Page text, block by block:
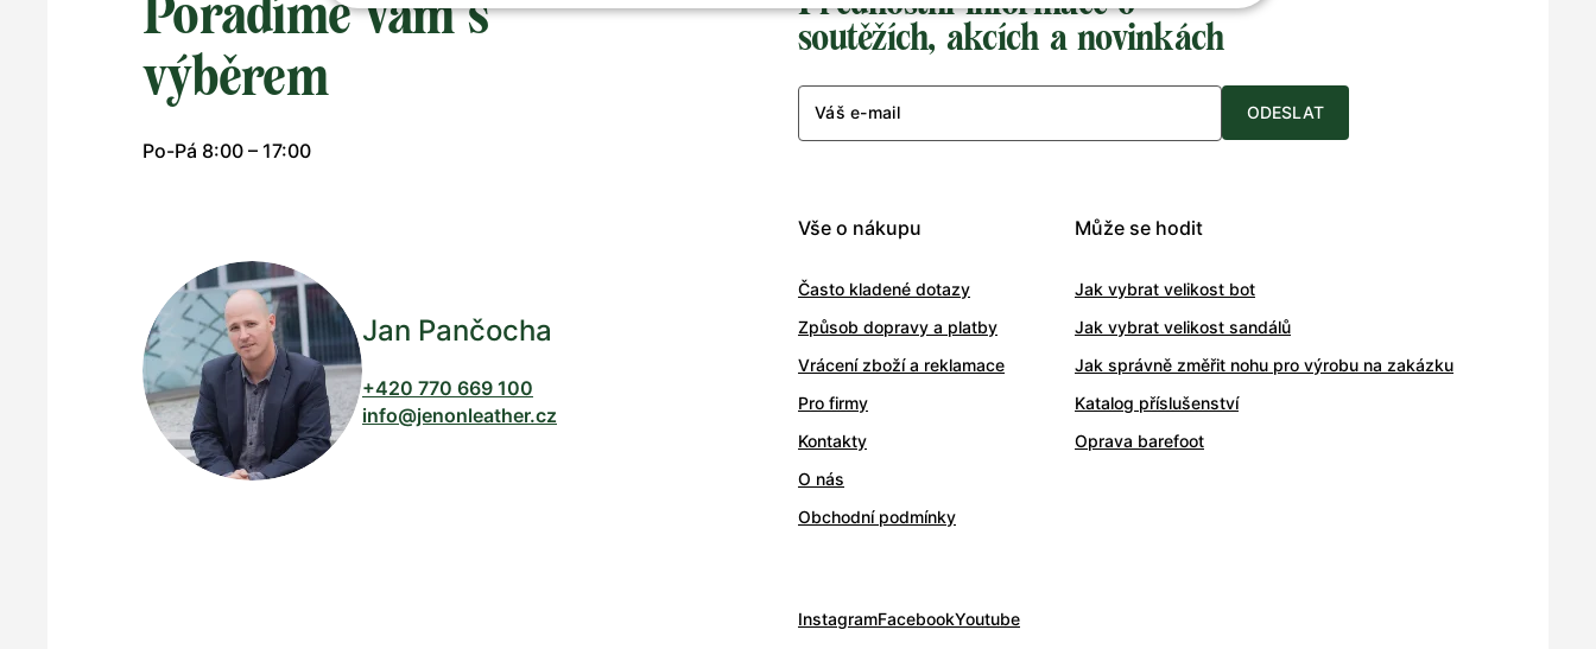
Poradíme vám s
výběrem
Po-Pá 8:00 – 17:00
Jan Pančocha
+420 770 669 100
info@jenonleather.cz
soutěžích, akcích a novinkách
Váš e-mail ODESLAT
Vše o nákupu
Často kladené dotazy
Způsob dopravy a platby
Vrácení zboží a reklamace
Pro firmy
Kontakty
O nás
Obchodní podmínky
Může se hodit
Jak vybrat velikost bot
Jak vybrat velikost sandálů
Jak správně změřit nohu pro výrobu na zakázku
Katalog příslušenství
Oprava barefoot
InstagramFacebookYoutube